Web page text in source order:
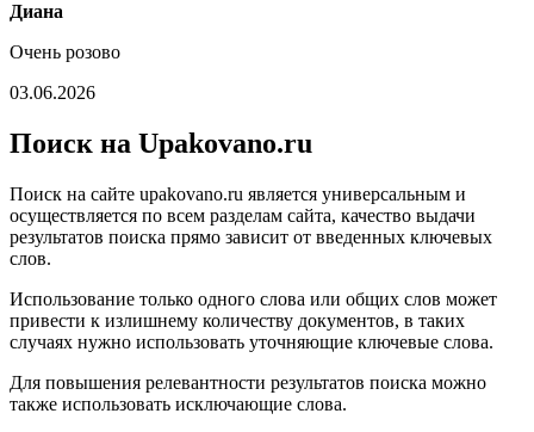
Диана
Очень розово
03.06.2026
Поиск на Upakovano.ru
Поиск на сайте upakovano.ru является универсальным и
осуществляется по всем разделам сайта, качество выдачи
результатов поиска прямо зависит от введенных ключевых
слов.
Использование только одного слова или общих слов может
привести к излишнему количеству документов, в таких
случаях нужно использовать уточняющие ключевые слова.
Для повышения релевантности результатов поиска можно
также использовать исключающие слова.